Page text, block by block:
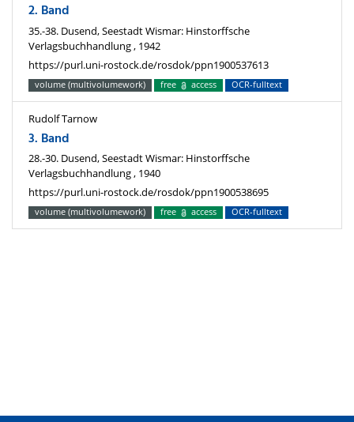
2. Band
35.-38. Dusend, Seestadt Wismar: Hinstorffsche
Verlagsbuchhandlung , 1942
https://purl.uni-rostock.de/rosdok/ppn1900537613
volume (multivolumework) free access OCR-fulltext
Rudolf Tarnow
3. Band
28.-30. Dusend, Seestadt Wismar: Hinstorffsche
Verlagsbuchhandlung , 1940
https://purl.uni-rostock.de/rosdok/ppn1900538695
volume (multivolumework) free access OCR-fulltext